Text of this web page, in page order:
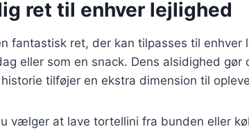
ret til enhver lejlighed
fantastisk ret, der kan tilpasses til enhver
eller som en snack. Dens alsidighed
tilføjer en ekstra dimension til
vælger at lave tortellini fra bunden eller